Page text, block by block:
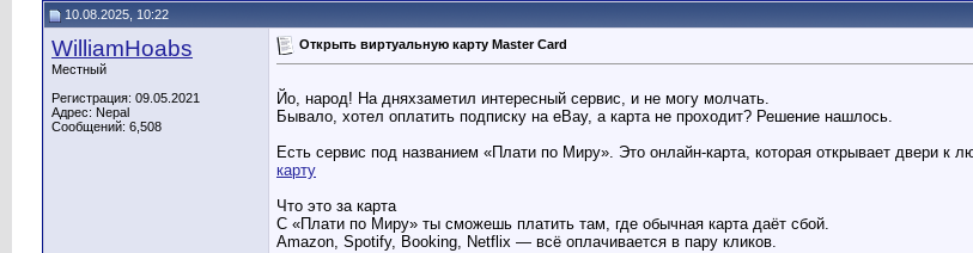
10.08.2025, 10:22
WilliamHoabs
Местный
Регистрация: 09.05.2021
Адрес: Nepal
Сообщений: 6,508
Открыть виртуальную карту Master Card
Йо, народ! На дняхзаметил интересный сервис, и не могу молчать.
Бывало, хотел оплатить подписку на eBay, а карта не проходит? Решение нашлось.
Есть сервис под названием «Плати по Миру». Это онлайн-карта, которая открывает двери
карту
Что это за карта
С «Плати по Миру» ты сможешь платить там, где обычная карта даёт сбой.
Amazon, Spotify, Booking, Netflix — всё оплачивается в пару кликов.